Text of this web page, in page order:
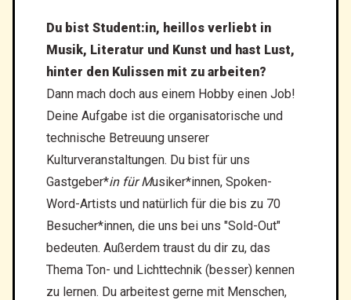
Du bist Student:in, heillos verliebt in
Musik, Literatur und Kunst und hast Lust,
hinter den Kulissen mit zu arbeiten?
Dann mach doch aus einem Hobby einen Job!
Deine Aufgabe ist die organisatorische und
technische Betreuung unserer
Kulturveranstaltungen. Du bist für uns
Gastgeber*in für Musiker*innen, Spoken-
Word-Artists und natürlich für die bis zu 70
Besucher*innen, die uns bei uns "Sold-Out"
bedeuten. Außerdem traust du dir zu, das
Thema Ton- und Lichttechnik (besser) kennen
zu lernen. Du arbeitest gerne mit Menschen,